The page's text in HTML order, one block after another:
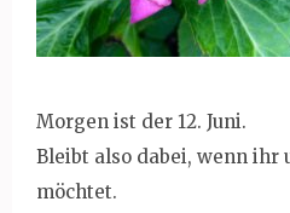
Morgen ist der 12. Juni.
Bleibt also dabei, wenn ihr
möchtet.